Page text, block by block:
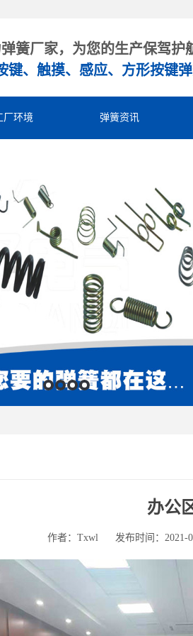
簧厂家，为您的生产保驾护
键、触摸、感应、方形按键
厂环境 弹簧资讯
办公
作者：Txwl 发布时间：2021-